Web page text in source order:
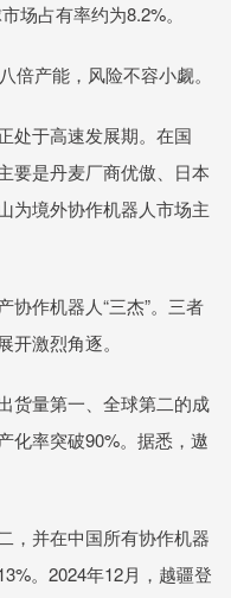
场占有率约为8.2%。
倍产能，风险不容小觑。
处于高速发展期。在国
要是丹麦厂商优傲、日本
为境外协作机器人市场主
协作机器人“三杰”。三者
激烈角逐。
货量第一、全球第二的成
化率突破90%。据悉，遨
，并在中国所有协作机器
。2024年12月，越疆登